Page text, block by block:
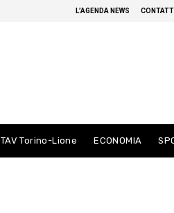
L’AGENDA NEWS CONTATTI
TAV Torino-Lione ECONOMIA